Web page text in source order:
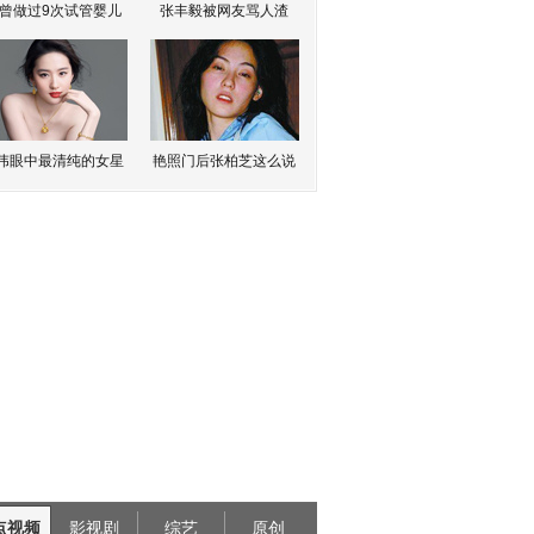
做过9次试管婴儿 张丰毅被网友骂人渣
眼中最清纯的女星 艳照门后张柏芝这么说
视频 影视剧 综艺 原创